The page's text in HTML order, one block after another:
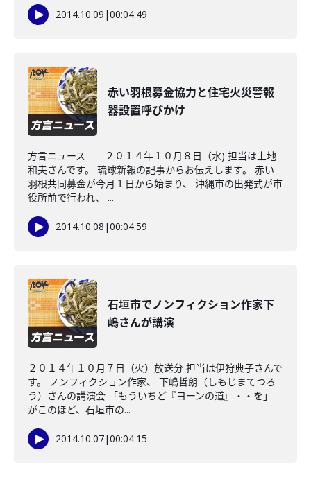
2014.10.09 |00:04:49
赤い羽根募金協力と住宅火災警報
器設置呼びかけ
方言ニュース ２０１４年１０月８日（水) 担当は上地
和夫さんです。 琉球新報の記事からお伝えします。 赤い
羽根共同募金が今月１日から始まり、 沖縄市の出発式が市
役所前で行われ、 ...
2014.10.08 |00:04:59
石垣市でノンフィクション作家下
嶋さんが講演
２０１４年１０月７日（火）放送分 担当は伊狩典子さんで
す。 ノンフィクション作家、 下嶋哲朗（しもじまてつろ
う）さんの講演会 「もういちど『ヨーンの道』・・を」
がこのほど、石垣市の...
2014.10.07|00:04:15